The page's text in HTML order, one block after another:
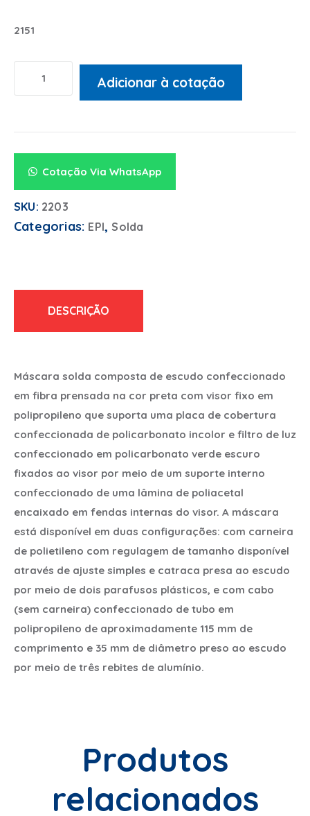
2151
Adicionar à cotação
Cotação Via WhatsApp
SKU: 2203
Categorias: EPI, Solda
DESCRIÇÃO
Máscara solda composta de escudo confeccionado
em fibra prensada na cor preta com visor fixo em
polipropileno que suporta uma placa de cobertura
confeccionada de policarbonato incolor e filtro de luz
confeccionado em policarbonato verde escuro
fixados ao visor por meio de um suporte interno
confeccionado de uma lâmina de poliacetal
encaixado em fendas internas do visor. A máscara
está disponível em duas configurações: com carneira
de polietileno com regulagem de tamanho disponível
através de ajuste simples e catraca presa ao escudo
por meio de dois parafusos plásticos, e com cabo
(sem carneira) confeccionado de tubo em
polipropileno de aproximadamente 115 mm de
comprimento e 35 mm de diâmetro preso ao escudo
por meio de três rebites de alumínio.
Produtos
relacionados